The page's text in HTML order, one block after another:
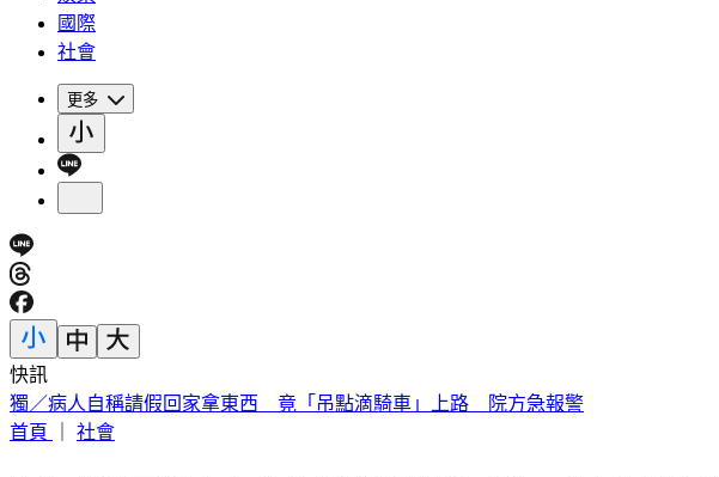
國際
社會
更多
快訊
獨／病人自稱請假回家拿東西 竟「吊點滴騎車」上路 院方急報警
首頁
社會